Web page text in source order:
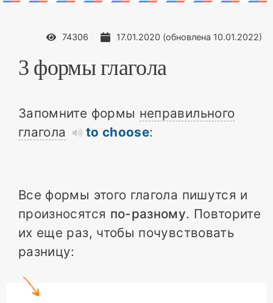
74306 17.01.2020 (обновлена 10.01.2022)
3 формы глагола
Запомните формы неправильного
глагола
to choose:
Все формы этого глагола пишутся и
произносятся по-разному. Повторите
их еще раз, чтобы почувствовать
разницу: